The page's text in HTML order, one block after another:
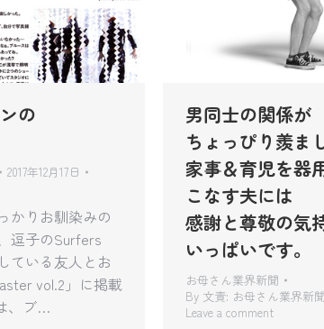
の
2017年12月17日
かりお馴染みの
逗子のSurfers
ている友人とお
vol.2」に掲載
、ブ…
男同士の関係が
ちょっぴり羨ま
家事＆育児を器
こなす夫には
感謝と尊敬の気
いっぱいです。
お母さん業界新聞
By 文責: お母さん業界新
Leave a comment